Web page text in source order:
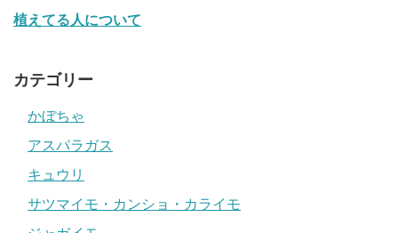
植えてる人について
カテゴリー
かぼちゃ
アスパラガス
キュウリ
サツマイモ・カンショ・カライモ